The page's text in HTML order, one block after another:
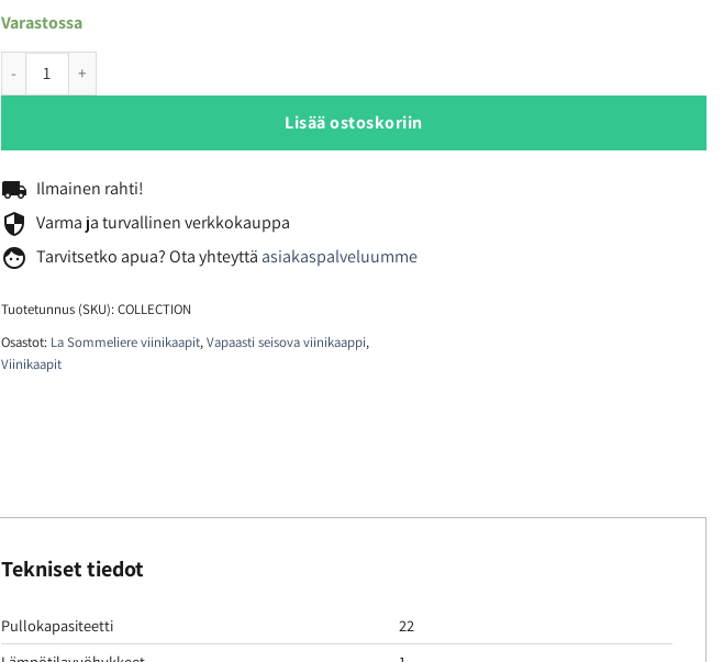
Varastossa
La Sommelière COLLECTION viinikaappi määrä
Lisää ostoskoriin
local_shipping Ilmainen rahti!
security Varma ja turvallinen verkkokauppa
face Tarvitsetko apua? Ota yhteyttä asiakaspalveluumme
Tuotetunnus (SKU):COLLECTION
Osastot: La Sommeliere viinikaapit,Vapaasti seisova viinikaappi,
Viinikaapit
Tekniset tiedot
Pullokapasiteetti
22